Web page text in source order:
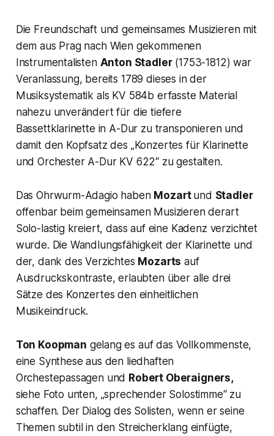
Die Freundschaft und gemeinsames Musizieren mit
dem aus Prag nach Wien gekommenen
Instrumentalisten Anton Stadler(1753-1812) war
Veranlassung, bereits 1789 dieses in der
Musiksystematik als KV 584b erfasste Material
nahezu unverändert für die tiefere
Bassettklarinette in A-Dur zu transponieren und
damit den Kopfsatz des „Konzertes für Klarinette
und Orchester A-Dur KV 622“ zu gestalten.
Das Ohrwurm-Adagio haben Mozart und Stadler
offenbar beim gemeinsamen Musizieren derart
Solo-lastig kreiert, dass auf eine Kadenz verzichtet
wurde. Die Wandlungsfähigkeit der Klarinette und
der, dank des Verzichtes Mozarts auf
Ausdruckskontraste, erlaubten über alle drei
Sätze des Konzertes den einheitlichen
Musikeindruck.
Ton Koopman gelang es auf das Vollkommenste,
eine Synthese aus den liedhaften
Orchestepassagen und Robert Oberaigners,
siehe Foto unten, „sprechender Solostimme“ zu
schaffen. Der Dialog des Solisten, wenn er seine
Themen subtil in den Streicherklang einfügte,